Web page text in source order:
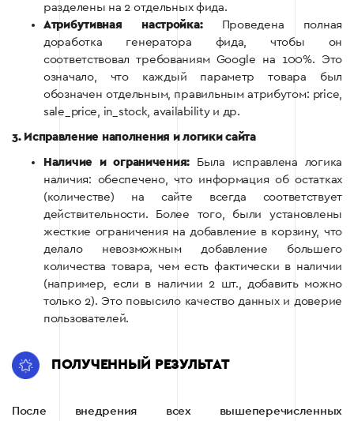
разделены на 2 отдельных фида.
Атрибутивная настройка:Проведена полная
доработка генератора фида, чтобы он
соответствовал требованиям Google на 100%. Это
означало, что каждый параметр товара был
обозначен отдельным, правильным атрибутом: price,
sale_price, in_stock, availability и др.
3. Исправление наполнения и логики сайта
Наличие и ограничения: Была исправлена логика
наличия: обеспечено, что информация об остатках
(количестве) на сайте всегда соответствует
действительности. Более того, были установлены
жесткие ограничения на добавление в корзину, что
делало невозможным добавление большего
количества товара, чем есть фактически в наличии
(например, если в наличии 2 шт., добавить можно
только 2). Это повысило качество данных и доверие
пользователей.
ПОЛУЧЕННЫЙ РЕЗУЛЬТАТ
После внедрения всех вышеперечисленных